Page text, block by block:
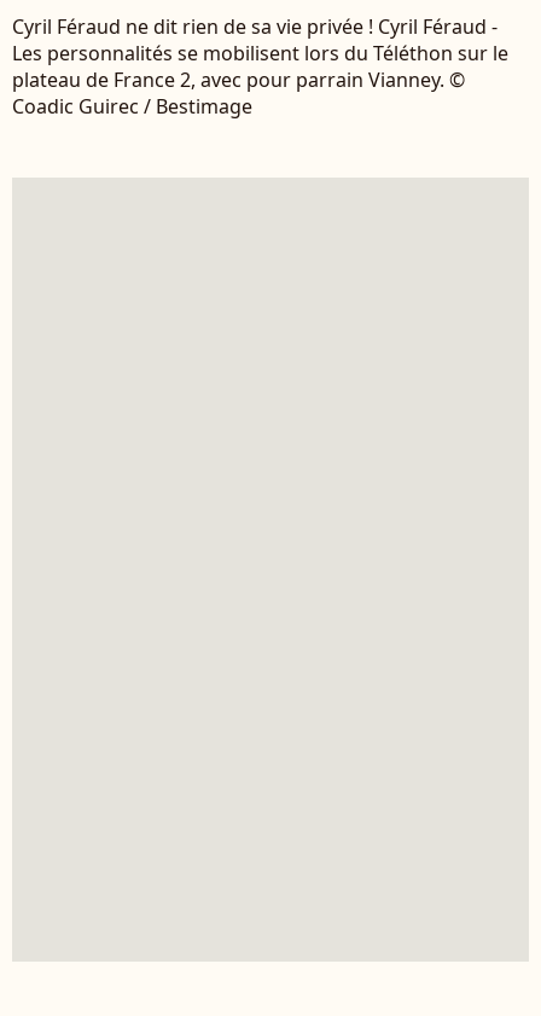
Cyril Féraud ne dit rien de sa vie privée ! Cyril Féraud -
Les personnalités se mobilisent lors du Téléthon sur le
plateau de France 2, avec pour parrain Vianney. ©
Coadic Guirec / Bestimage